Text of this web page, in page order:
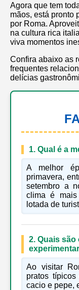
Agora que tem
mãos, está pronto
por Roma.
na cultura rica
viva momentos
Confira abaixo as
frequentes
delícias
1. Qual é a
A melhor
primavera,
setembro a
clima é
lotada de
2. Quais
Ao visitar
pratos
cacio e pepe,